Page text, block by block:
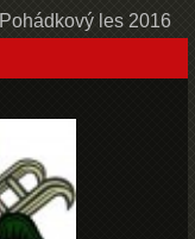
Pohádkový les 2016